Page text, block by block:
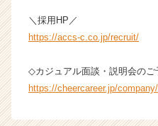
＼採用HP／
https://accs-c.co.jp/recruit/
◇カジュアル面談・説明会の
https://cheercareer.jp/